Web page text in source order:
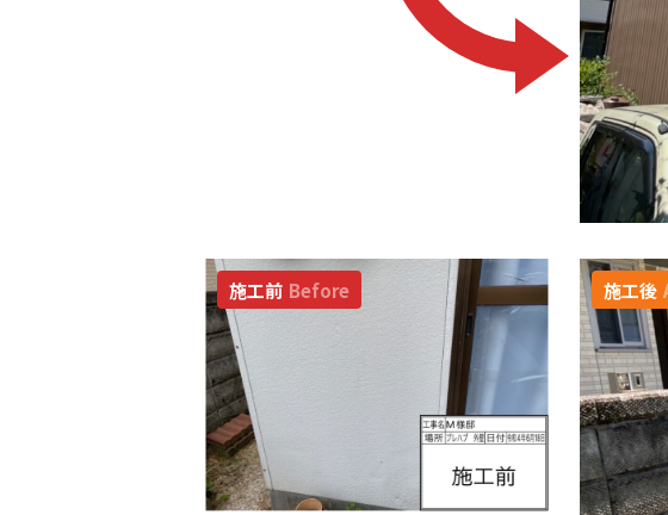
施工前 Before 施工後